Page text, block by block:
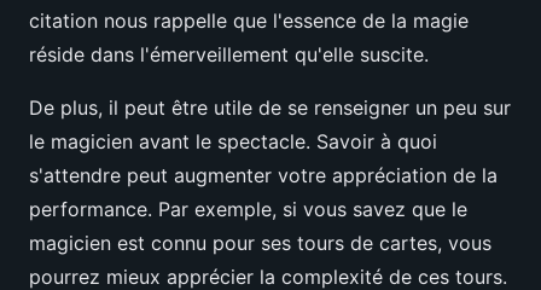
citation nous rappelle que l'essence de la magie
réside dans l'émerveillement qu'elle suscite.
De plus, il peut être utile de se renseigner un peu sur
le magicien avant le spectacle. Savoir à quoi
s'attendre peut augmenter votre appréciation de la
performance. Par exemple, si vous savez que le
magicien est connu pour ses tours de cartes, vous
pourrez mieux apprécier la complexité de ces tours.